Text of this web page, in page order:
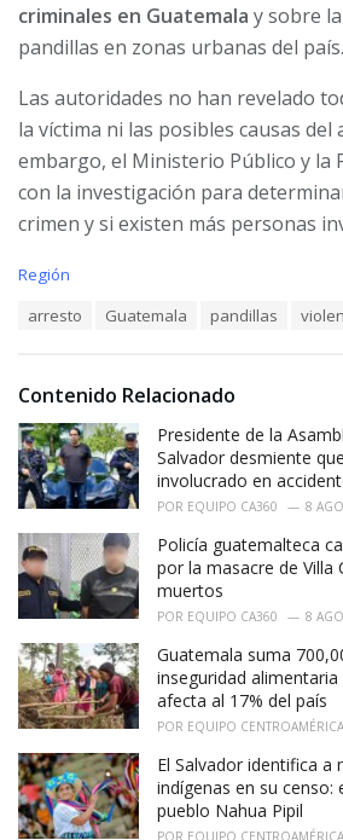
criminales en Guatemala y sobre
pandillas en zonas urbanas del país.
Las autoridades no han revelado
la víctima ni las posibles causas del
embargo, el Ministerio Público y la
con la investigación para
crimen y si existen más personas
C
r
i
e
s
:
Región
:
arresto Guatemala pandillas
Contenido Relacionado
Presidente de la
Salvador desmiente
involucrado en
POR EQUIPO CA360 8
Policía guatemalteca
por la masacre de Villa
muertos
POR EQUIPO CA360 8
Guatemala suma
inseguridad
afecta al 17% del país
POR EQUIPO
El Salvador identifica a
indígenas en su censo:
pueblo Nahua Pipil
POR EQUIPO